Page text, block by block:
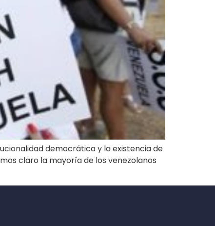
democrática y la existencia de
claro la mayoría de los venezolanos